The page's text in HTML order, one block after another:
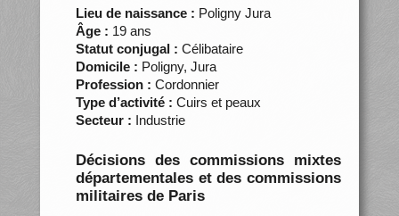
Lieu de naissance : Poligny Jura
Âge : 19 ans
Statut conjugal : Célibataire
Domicile : Poligny, Jura
Profession : Cordonnier
Type d’activité : Cuirs et peaux
Secteur : Industrie
Décisions des commissions mixtes
départementales et des commissions
militaires de Paris